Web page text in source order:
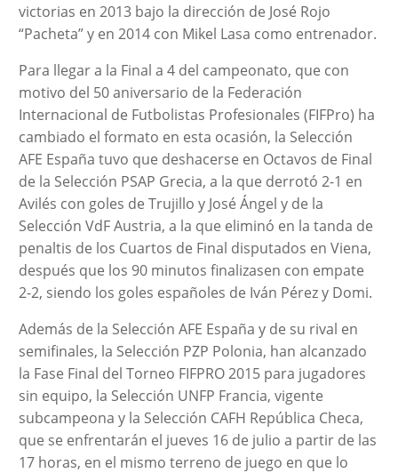
victorias en 2013 bajo la dirección de José Rojo
“Pacheta” y en 2014 con Mikel Lasa como entrenador.
Para llegar a la Final a 4 del campeonato, que con
motivo del 50 aniversario de la Federación
Internacional de Futbolistas Profesionales (FIFPro) ha
cambiado el formato en esta ocasión, la Selección
AFE España tuvo que deshacerse en Octavos de Final
de la Selección PSAP Grecia, a la que derrotó 2-1 en
Avilés con goles de Trujillo y José Ángel y de la
Selección VdF Austria, a la que eliminó en la tanda de
penaltis de los Cuartos de Final disputados en Viena,
después que los 90 minutos finalizasen con empate
2-2, siendo los goles españoles de Iván Pérez y Domi.
Además de la Selección AFE España y de su rival en
semifinales, la Selección PZP Polonia, han alcanzado
la Fase Final del Torneo FIFPRO 2015 para jugadores
sin equipo, la Selección UNFP Francia, vigente
subcampeona y la Selección CAFH República Checa,
que se enfrentarán el jueves 16 de julio a partir de las
17 horas, en el mismo terreno de juego en que lo